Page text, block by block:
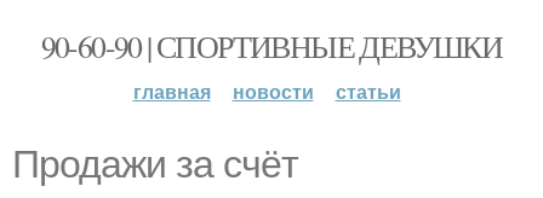
90-60-90 | СПОРТИВНЫЕ ДЕВУШКИ
главная новости статьи
Продажи за счёт